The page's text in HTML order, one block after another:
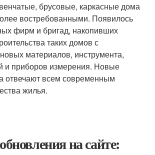
брусовые, каркасные дома
востребованными. Появилось
фирм и бригад, накопивших
таких домов с
материалов, инструмента,
и приборов измерения. Новые
отвечают всем современным
жилья.
на сайте: